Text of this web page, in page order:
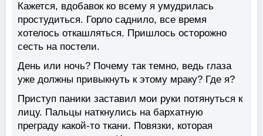
Кажется, вдобавок ко всему я умудрилась
простудиться. Горло саднило, все время
хотелось откашляться. Пришлось осторожно
сесть на постели.
День или ночь? Почему так темно, ведь глаза
уже должны привыкнуть к этому мраку? Где я?
Приступ паники заставил мои руки потянуться к
лицу. Пальцы наткнулись на бархатную
преграду какой-то ткани. Повязки, которая